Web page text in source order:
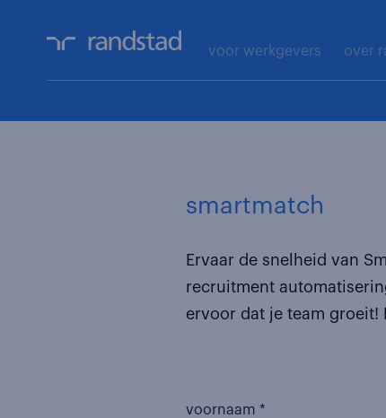
voor werkgevers over
smartmatch
Ervaar de snelheid van
recruitment
ervoor dat je team
voornaam *